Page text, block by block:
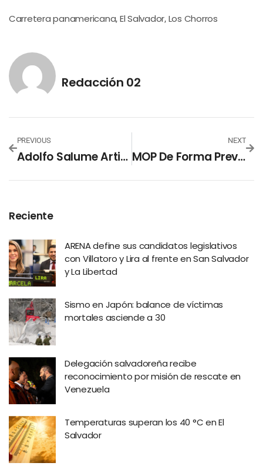
Carretera panamericana, El Salvador, Los Chorros
Redacción 02
PREVIOUS
Adolfo Salume Artiñano Envía Carta A FIFA Para Pedir El Pronto Regreso Del Fútbol A El Salvador
NEXT
MOP De Forma Preventiva Cierra Totalmente El Tránsito En El Tramo De La Carretera Los Chorros, Debido A Las Fuertes Lluvias
Reciente
ARENA define sus candidatos legislativos
con Villatoro y Lira al frente en San Salvador
y La Libertad
Sismo en Japón: balance de víctimas
mortales asciende a 30
Delegación salvadoreña recibe
reconocimiento por misión de rescate en
Venezuela
Temperaturas superan los 40 °C en El
Salvador